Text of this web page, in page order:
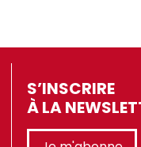
S’INSCRIRE
À LA